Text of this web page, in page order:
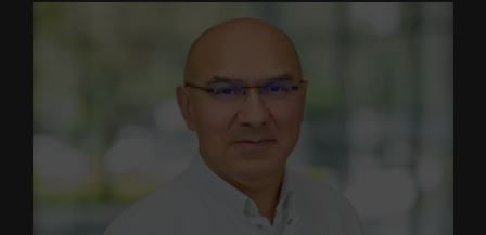
08:00 – 16:00 Uhr
Dienstag
08:00 – 16:00 Uhr
Mittwoch
08:00 – 16:00 Uhr
Donnerstag
08:00 – 16:00 Uhr
Falls Sie einen bundeseinheitlichen
Medikationsplan mit QR-Code vom Hausarzt
haben, bringen Sie diesen bitte ebenfalls mit.
Für eine Beratung benötigen Sie einen
Überweisungsschein.
Sollte zusätzlich eine elektrophysiologische
Untersuchung oder eine Ablation geplant sein,